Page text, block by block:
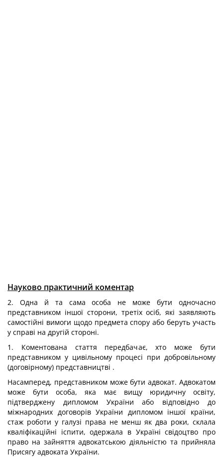
Науково практичний коментар
2. Одна й та сама особа не може бути одночасно
представником іншої сторони, третіх осіб, які заявляють
самостійні вимоги щодо предмета спору або беруть участь
у справі на другій стороні.
1. Коментована стаття передбачає, хто може бути
представником у цивільному процесі при добровільному
(договірному) представництві .
Насамперед, представником може бути адвокат. Адвокатом
може бути особа, яка має вищу юридичну освіту,
підтверджену дипломом України або відповідно до
міжнародних договорів України дипломом іншої країни,
стаж роботи у галузі права не менш як два роки, склала
кваліфікаційні іспити, одержала в Україні свідоцтво про
право на зайняття адвокатською діяльністю та прийняла
Присягу адвоката України.